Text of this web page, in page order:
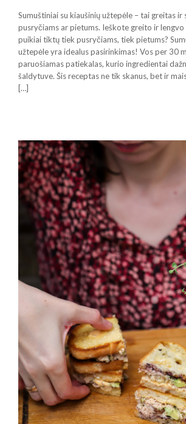
Sumuštiniai su kiaušinių užtepėle – tai greitas ir
pusryčiams ar pietums. Ieškote greito ir
puikiai tiktų tiek pusryčiams, tiek pietums?
užtepėle yra idealus pasirinkimas! Vos per 30
paruošiamas patiekalas, kurio ingredientai
šaldytuve. Šis receptas ne tik skanus, bet ir
[…]